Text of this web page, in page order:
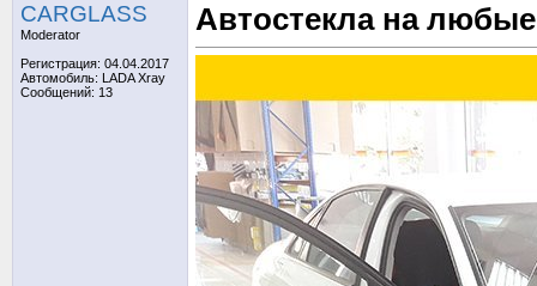
CARGLASS
Moderator
Регистрация: 04.04.2017
Автомобиль: LADA Xray
Сообщений: 13
Автостекла на